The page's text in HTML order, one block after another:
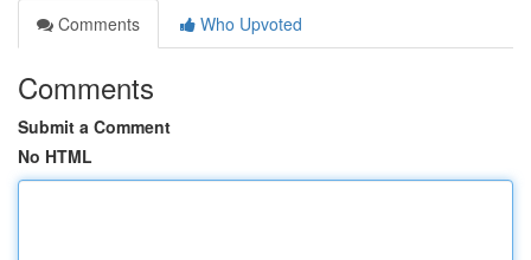
Comments
Who Upvoted
Comments
Submit a Comment
No HTML